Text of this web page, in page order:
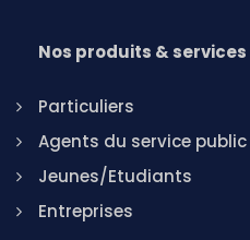
Nos produits & services
Particuliers
Agents du service public
Jeunes/Etudiants
Entreprises